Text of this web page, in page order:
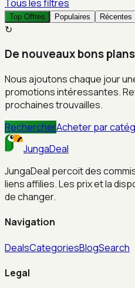
Tous les filtres
Top Offres Populaires Récentes
↻
De nouveaux bons
Nous ajoutons chaque jour
promotions intéressantes.
prochaines trouvailles.
RechercherAcheter par
JungaDeal
JungaDeal percoit des
liens affilies. Les prix et la
de changer.
Navigation
DealsCategoriesBlogSearch
Legal